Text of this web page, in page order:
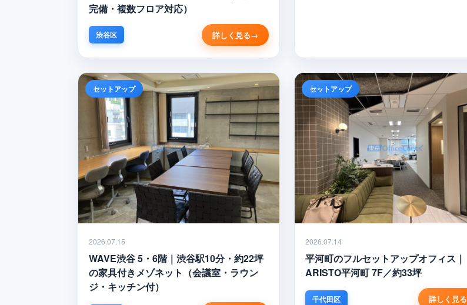
完備・複数フロア対応）
渋谷区 詳しく見る
セットアップ
2026.07.15
WAVE渋谷 5・6階｜渋谷駅10分・約22坪
の家具付きメゾネット（会議室・ラウン
ジ・キッチン付）
セットアップ
2026.07.14
平河町のフルセットアップオフィス｜
ARISTO平河町 7F／約33坪
千代田区 詳しく見る